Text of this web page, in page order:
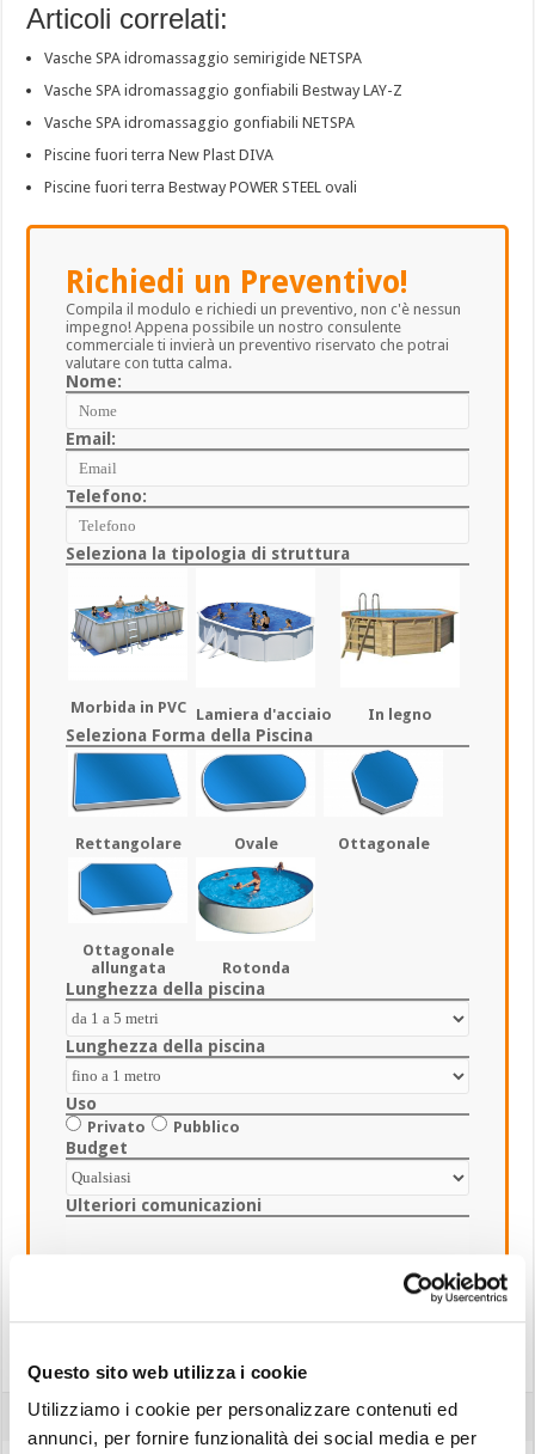
Questo sito web utilizza i cookie
Utilizziamo i cookie per personalizzare contenuti ed
annunci, per fornire funzionalità dei social media e per
Articoli correlati:
Vasche SPA idromassaggio semirigide NETSPA
Vasche SPA idromassaggio gonfiabili Bestway LAY-Z
Vasche SPA idromassaggio gonfiabili NETSPA
Piscine fuori terra New Plast DIVA
Piscine fuori terra Bestway POWER STEEL ovali
Richiedi un Preventivo!
Compila il modulo e richiedi un preventivo, non c'è nessun
impegno! Appena possibile un nostro consulente
commerciale ti invierà un preventivo riservato che potrai
valutare con tutta calma.
Nome:
Email:
Telefono:
Seleziona la tipologia di struttura
Morbida in PVC Lamiera d'acciaio In legno
Seleziona Forma della Piscina
Rettangolare Ovale Ottagonale
Ottagonale
allungata
Rotonda
Lunghezza della piscina
Lunghezza della piscina
Uso
Privato Pubblico
Budget
Ulteriori comunicazioni